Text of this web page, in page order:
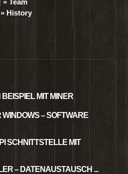
» History
MIT MINER
– SOFTWARE
SCHNITTSTELLE MIT
– DATENAUSTAUSCH ...